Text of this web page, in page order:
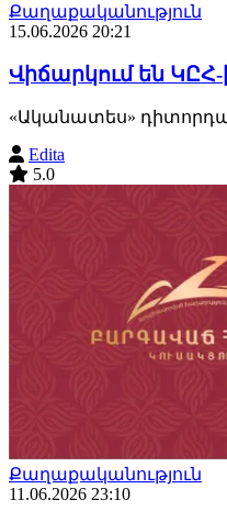
Քաղաքականություն
15.06.2026 20:21
Վիճարկում են ԿԸՀ-
«Ականատես»
Edita
5.0
Քաղաքականություն
11.06.2026 23:10